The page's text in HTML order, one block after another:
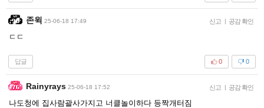
존윅 25-06-18 17:49 신고 | 공감 확인
ㄷㄷ
답글 0
0
Rainyrays 25-06-18 17:52 신고 | 공감 확인
나도청에 집사람괄사가지고 너클놀이하다 등짝개터짐